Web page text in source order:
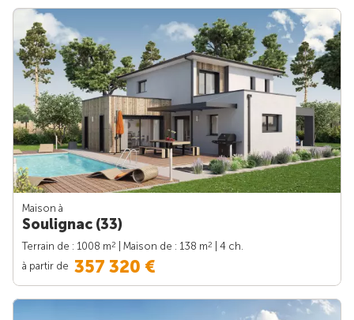
Maison à
Soulignac (33)
Terrain de : 1008 m2 | Maison de : 138 m2
| 4 ch.
à partir de 357 320 €